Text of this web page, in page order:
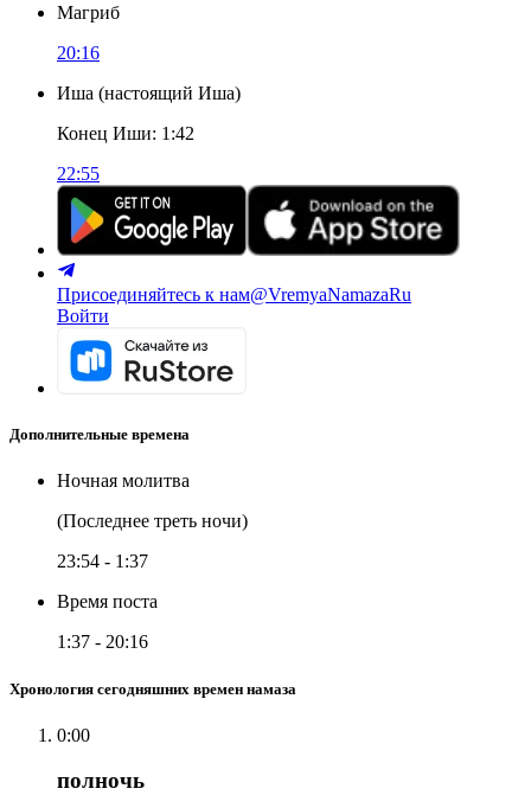
Магриб
20:16
Иша (настоящий Иша)
Конец Иши: 1:42
22:55
Присоединяйтесь к нам@VremyaNamazaRu
Войти
Дополнительные времена
Ночная молитва
(Последнее треть ночи)
23:54 - 1:37
Время поста
1:37 - 20:16
Хронология сегодняшних времен намаза
0:00
полночь